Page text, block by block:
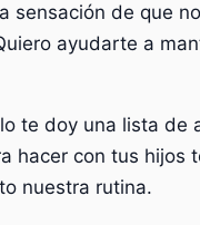
sensación de que
ayudarte a
te doy una lista de
hacer con tus hijos
nuestra rutina.